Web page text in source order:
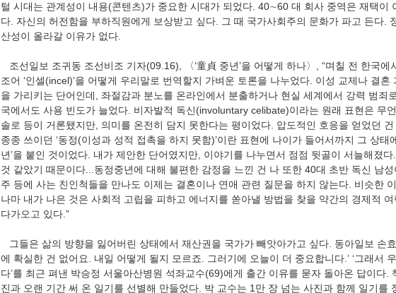
털 시대는 관계성이 내용(콘텐츠)가 중요한 시대가 되었다. 40∼60 대 회사 중역은 재택이
다. 자신의 허전함을 부하직원에게 보상받고 싶다. 그 때 국가사회주의 문화가 파고 든다.
산성이 올라갈 이유가 없다.
조어 ‘인셀(incel)’을 어떻게 우리말로 번역할지 가벼운 토론을 나누었다. 이성 교제나 결
을 가리키는 단어인데, 좌절감과 분노를 온라인에서 분출하거나 현실 세계에서 강력 범죄
국에서도 사용 빈도가 늘었다. 비자발적 독신(involuntary celibate)이라는 원래 표현은 무
솔로 등이 거론됐지만, 의미를 온전히 담지 못한다는 평이었다. 압도적인 호응을 얻었던
종종 쓰이던 ‘동정(이성과 성적 접촉을 하지 못함)’이란 표현에 나이가 들어서까지 그 상태
년’을 붙인 것이었다. 내가 제안한 단어였지만, 이야기를 나누면서 점점 뒷골이 서늘해졌
것 같았기 때문이다...동정중년에 대해 불편한 감정을 느낀 건 나 또한 40대 초반 독신 남
주 등에 사는 친인척들을 만나도 이제는 결혼이나 연애 관련 질문을 하지 않는다. 비슷한
나마 내가 나은 것은 사회적 고립을 피하고 에너지를 쏟아낼 방법을 찾을 약간의 경제적
다가오고 있다.”
에 확실한 건 없어요. 내일 어떻게 될지 모르죠. 그러기에 오늘이 더 중요합니다.’ ‘그래서
다’를 최근 펴낸 박승정 서울아산병원 석좌교수(69)에게 출간 이유를 묻자 돌아온 답이다.
진과 오랜 기간 써 온 일기를 선별해 만들었다. 박 교수는 1만 장 넘는 사진과 함께 일기를